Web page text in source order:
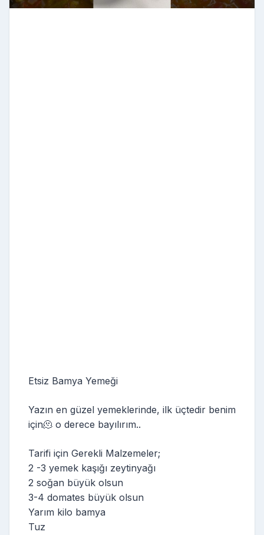
Etsiz Bamya Yemeği
Yazın en güzel yemeklerinde, ilk üçtedir benim
için🫠 o derece bayılırım..
Tarifi için Gerekli Malzemeler;
2 -3 yemek kaşığı zeytinyağı
2 soğan büyük olsun
3-4 domates büyük olsun
Yarım kilo bamya
Tuz